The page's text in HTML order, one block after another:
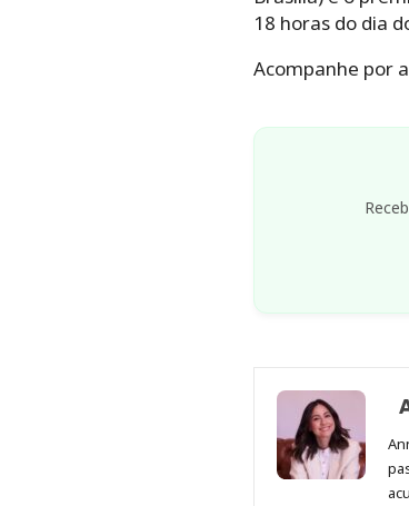
18 horas do dia
Acompanhe por